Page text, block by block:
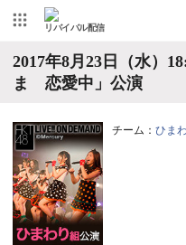
リバイバル配信
2017年8月23日（水）
ま 恋愛中」公演
チーム： ひま